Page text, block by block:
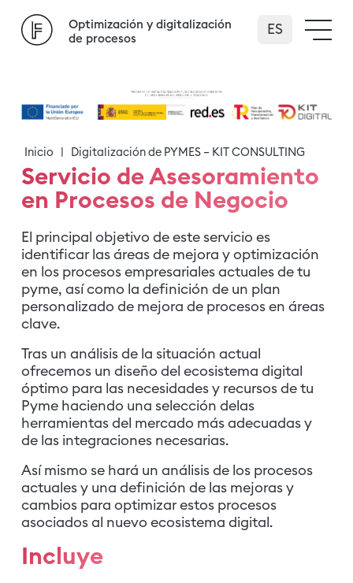
Optimización y digitalización
de procesos
Español
Inicio | Digitalización de PYMES – KIT CONSULTING
Servicio de Asesoramiento
en Procesos de Negocio
El principal objetivo de este servicio es
identificar las áreas de mejora y optimización
en los procesos empresariales actuales de tu
pyme, así como la definición de un plan
personalizado de mejora de procesos en áreas
clave.
Tras un análisis de la situación actual
ofrecemos un diseño del ecosistema digital
óptimo para las necesidades y recursos de tu
Pyme haciendo una selección delas
herramientas del mercado más adecuadas y
de las integraciones necesarias.
Así mismo se hará un análisis de los procesos
actuales y una definición de las mejoras y
cambios para optimizar estos procesos
asociados al nuevo ecosistema digital.
Incluye